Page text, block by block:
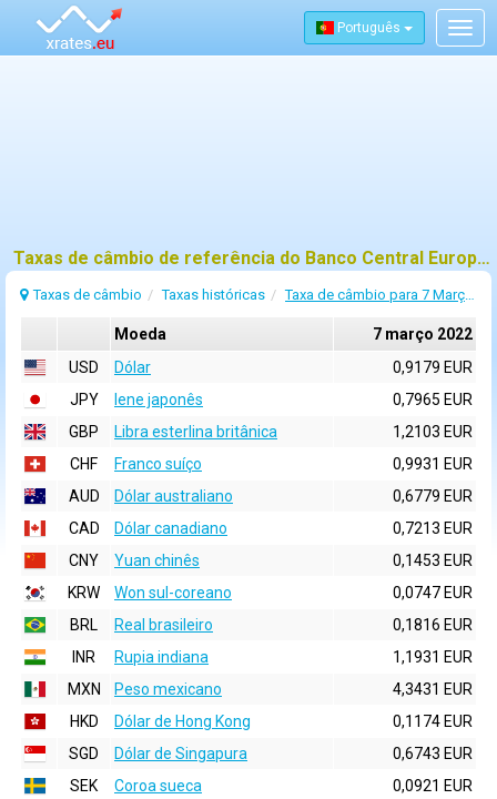
Português
Taxas de câmbio de referência do Banco Central Europeu (BCE) para 7 março 2022
Taxas de câmbio Taxas históricas Taxa de câmbio para 7 Março 2022
Moeda
7 março 2022
USD
Dólar
0,9179 EUR
JPY
Iene japonês
0,7965 EUR
GBP
Libra esterlina britânica
1,2103 EUR
CHF
Franco suíço
0,9931 EUR
AUD
Dólar australiano
0,6779 EUR
CAD
Dólar canadiano
0,7213 EUR
CNY
Yuan chinês
0,1453 EUR
KRW
Won sul-coreano
0,0747 EUR
BRL
Real brasileiro
0,1816 EUR
INR
Rupia indiana
1,1931 EUR
MXN
Peso mexicano
4,3431 EUR
HKD
Dólar de Hong Kong
0,1174 EUR
SGD
Dólar de Singapura
0,6743 EUR
SEK
Coroa sueca
0,0921 EUR